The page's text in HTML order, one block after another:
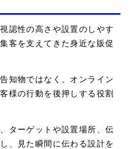
認性の高さや設置のしやす
客を支えてきた身近な販促
知物ではなく、オンライン
様の行動を後押しする役割
ターゲットや設置場所、伝
、見た瞬間に伝わる設計を